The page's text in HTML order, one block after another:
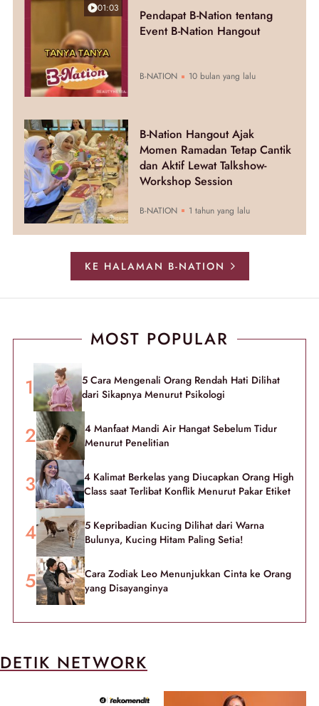
01:03
Pendapat B-Nation tentang
Event B-Nation Hangout
B-NATION 10 bulan yang lalu
B-Nation Hangout Ajak
Momen Ramadan Tetap Cantik
dan Aktif Lewat Talkshow-
Workshop Session
B-NATION 1 tahun yang lalu
KE HALAMAN B-NATION
MOST POPULAR
5 Cara Mengenali Orang Rendah Hati Dilihat
dari Sikapnya Menurut Psikologi
4 Manfaat Mandi Air Hangat Sebelum Tidur
Menurut Penelitian
4 Kalimat Berkelas yang Diucapkan Orang High
Class saat Terlibat Konflik Menurut Pakar Etiket
5 Kepribadian Kucing Dilihat dari Warna
Bulunya, Kucing Hitam Paling Setia!
Cara Zodiak Leo Menunjukkan Cinta ke Orang
yang Disayanginya
DETIK NETWORK